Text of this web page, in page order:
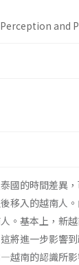
and
的時間差異
移入的越南人
。基本上，新
將進一步影響
南的認識所